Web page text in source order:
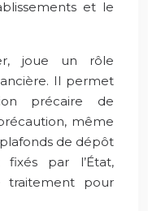
et le
joue un rôle
Il permet
précaire de
même
de dépôt
par l’État,
traitement pour